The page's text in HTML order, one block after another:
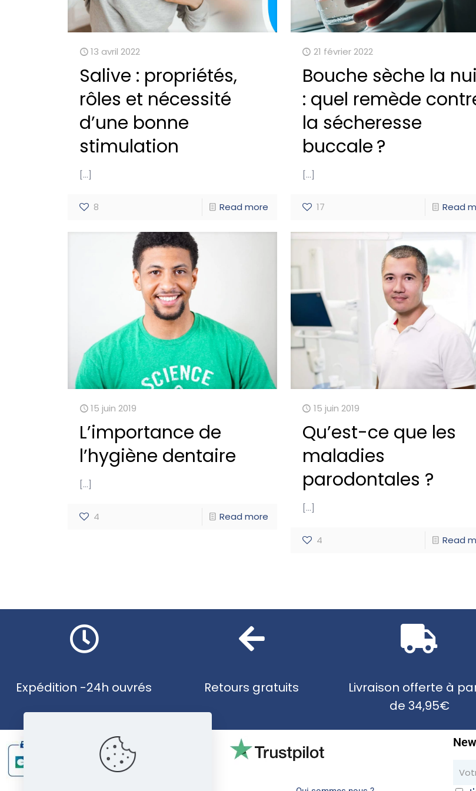
13 avril 2022
Salive : propriétés,
rôles et nécessité
d’une bonne
stimulation
[…]
8 Read more
21 février 2022
Bouche sèche la
: quel remède
la sécheresse
buccale ?
[…]
17 Read
15 juin 2019
L’importance de
l’hygiène dentaire
[…]
4 Read more
15 juin 2019
Qu’est-ce que les
maladies
parodontales ?
[…]
4 Read
Expédition -24h ouvrés Retours gratuits
Livraison offerte à
de 34,95€